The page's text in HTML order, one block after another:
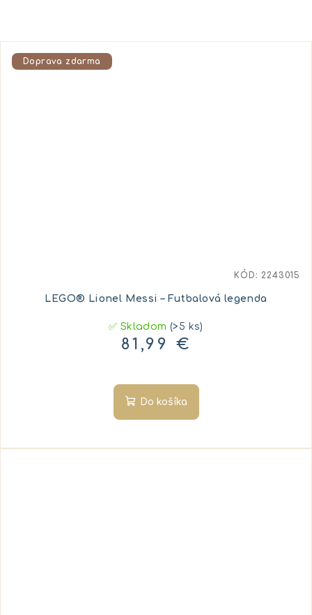
Doprava zdarma
LEGO® Lionel Messi – Futbalová legenda
✅ Skladom(>5 ks)
81,99 €
Do košíka
KÓD: 2243015